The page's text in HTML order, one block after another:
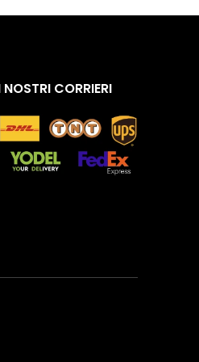
NOSTRI CORRIERI